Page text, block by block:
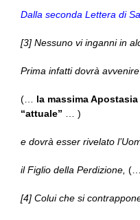
Dalla seconda Lettera di
[3] Nessuno vi inganni in
Prima infatti dovrà avvenire
(… la massima
“attuale” … )
e dovrà esser rivelato
il Figlio della Perdizione, (…
[4] Colui che si